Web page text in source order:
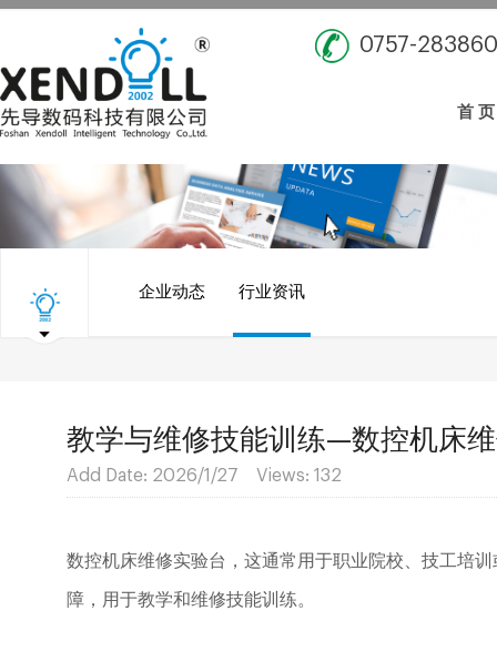
0757-
首 页
企业动态 行业资讯
教学与维修技能训练—数控机床
Add Date: 2026/1/27 Views: 132
数控机床维修实验台，这通常用于职业院校、技工培
障，用于教学和维修技能训练。